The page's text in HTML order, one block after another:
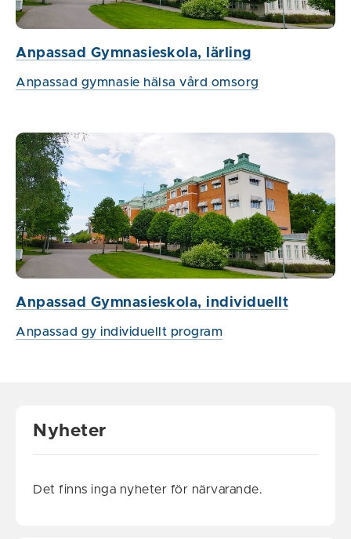
Anpassad Gymnasieskola, lärling
Anpassad gymnasie hälsa vård omsorg
Anpassad Gymnasieskola, individuellt
Anpassad gy individuellt program
Nyheter
Det finns inga nyheter för närvarande.